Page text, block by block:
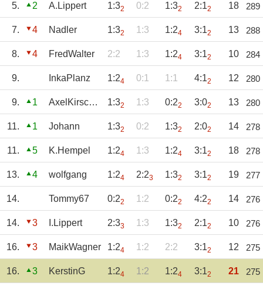
5. 2 A.Lippert 1:32 0:2 1:32 2:12 18 289
7. 4 Nadler 1:32 1:3 1:24 3:12 13 288
8. 4 FredWalter 2:2 1:3 1:24 3:12 10 284
9. InkaPlanz 1:24 0:1 1:1 4:12 12 280
9. 1 AxelKirschner 1:32 1:3 0:22 3:02 13 280
11. 1 Johann 1:32 0:2 1:32 2:02 14 278
11. 5 K.Hempel 1:24 1:3 1:24 3:12 18 278
13. 4 wolfgang 1:24 2:23 1:32 3:12 19 277
14. Tommy67 0:22 1:2 0:22 4:22 14 276
14. 3 I.Lippert 2:33 1:3 1:32 2:12 10 276
16. 3 MaikWagner 1:24 1:2 2:2 3:12 12 275
16. 3 KerstinG 1:24 1:2 1:24 3:12 21 275